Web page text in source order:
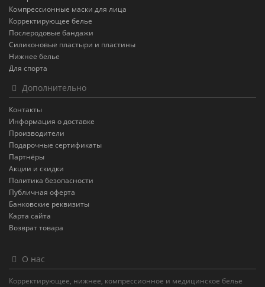
Компрессионные маски для лица
Корректирующее белье
Послеродовые бандажи
Силиконовые пластыри и пластины
Нижнее белье
Для спорта
Дополнительно
Контакты
Информация о доставке
Производители
Подарочные сертификаты
Партнёры
Акции и скидки
Политика безопасности
Публичная оферта
Банковские реквизиты
Карта сайта
Возврат товара
О нас
Корректирующее, нижнее, компрессионное и медицинское белье